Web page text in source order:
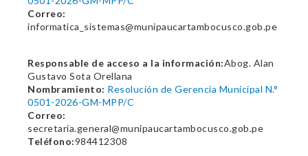
Correo:
informatica_sistemas@munipaucartambocusco.gob.pe
Responsable de acceso a la información:Abog. Alan
Gustavo Sota Orellana
Nombramiento: Resolución de Gerencia Municipal N.°
0501-2026-GM-MPP/C
Correo:
secretaria.general@munipaucartambocusco.gob.pe
Teléfono:984412308